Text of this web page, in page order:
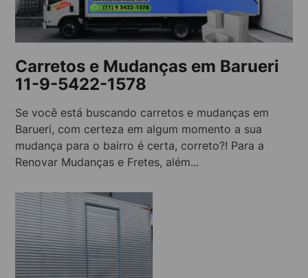
Carretos e Mudanças em Barueri
11-9-5422-1578
Se você está buscando carretos e mudanças em
Barueri, com certeza em algum momento a sua
mudança para o bairro é certa, correto?! Para a
Renovar Mudanças e Fretes, além...